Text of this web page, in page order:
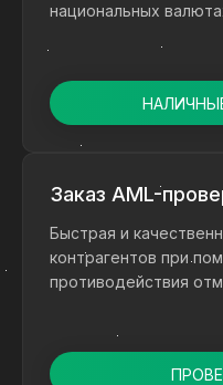
национальных
Заказ AML-
Быстрая и
контрагентов при
противодействия